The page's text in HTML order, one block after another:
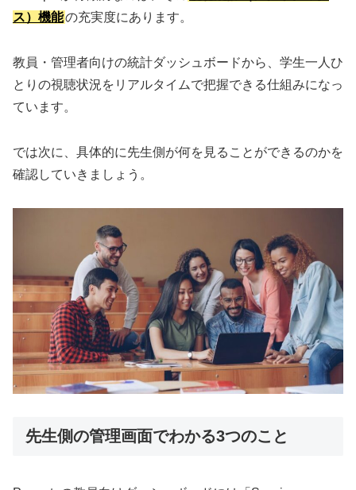
ス）機能の充実度にあります。
教員・管理者向けの統計ダッシュボードから、学生一人ひ
とりの視聴状況をリアルタイムで把握できる仕組みになっ
ています。
では次に、具体的に先生側が何を見ることができるのかを
確認していきましょう。
先生側の管理画面でわかる3つのこと